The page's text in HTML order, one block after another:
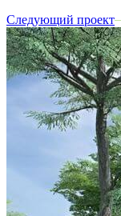
Следующий проект